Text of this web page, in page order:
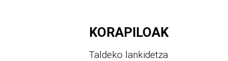
KORAPILOAK
Taldeko lankidetza